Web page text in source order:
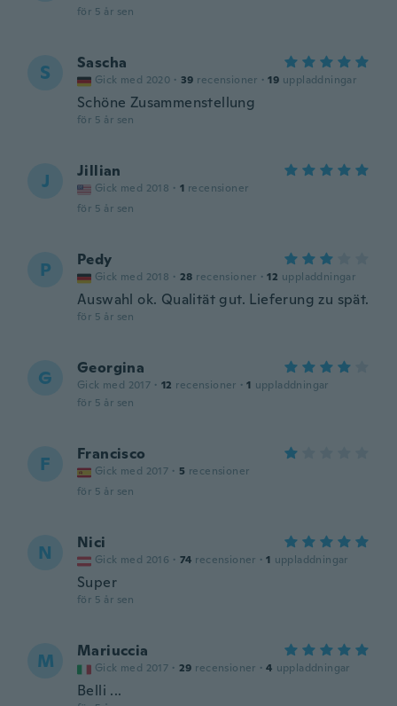
för 5 år sen
S Sascha
Gick med 2020 · 39 recensioner · 19 uppladdningar
Schöne Zusammenstellung
för 5 år sen
J Jillian
Gick med 2018 · 1 recensioner
för 5 år sen
P Pedy
Gick med 2018 · 28 recensioner · 12 uppladdningar
Auswahl ok. Qualität gut. Lieferung zu spät.
för 5 år sen
G Georgina
Gick med 2017 · 12 recensioner · 1 uppladdningar
för 5 år sen
F Francisco
Gick med 2017 · 5 recensioner
för 5 år sen
N Nici
Gick med 2016 · 74 recensioner · 1 uppladdningar
Super
för 5 år sen
M Mariuccia
Gick med 2017 · 29 recensioner · 4 uppladdningar
Belli ...